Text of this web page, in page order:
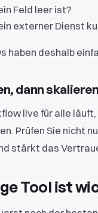
Feld leer ist?
externer Dienst
haben deshalb
dann skalieren
live für alle
Prüfen Sie nicht
stärkt das
Tool ist